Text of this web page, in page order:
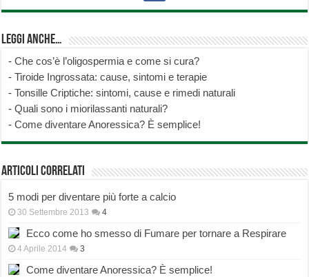
Leggi anche…
-Che cos’è l’oligospermia e come si cura?
-Tiroide Ingrossata: cause, sintomi e terapie
-Tonsille Criptiche: sintomi, cause e rimedi naturali
-Quali sono i miorilassanti naturali?
-Come diventare Anoressica? È semplice!
Articoli correlati
5 modi per diventare più forte a calcio
30 Settembre 2013 4
Ecco come ho smesso di Fumare per tornare a Respirare
4 Aprile 2014 3
Come diventare Anoressica? È semplice!